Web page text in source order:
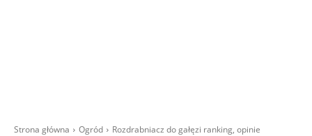
Strona główna Ogród Rozdrabniacz do gałęzi ranking, opinie